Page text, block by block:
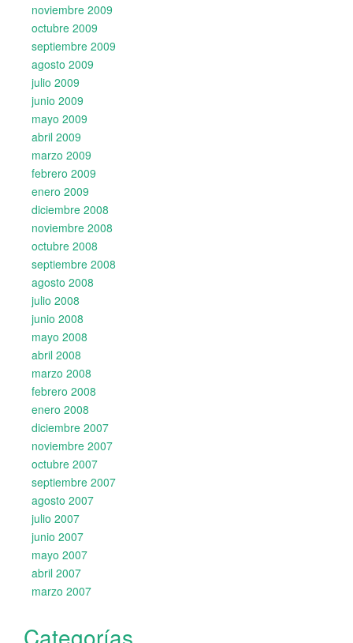
noviembre 2009
octubre 2009
septiembre 2009
agosto 2009
julio 2009
junio 2009
mayo 2009
abril 2009
marzo 2009
febrero 2009
enero 2009
diciembre 2008
noviembre 2008
octubre 2008
septiembre 2008
agosto 2008
julio 2008
junio 2008
mayo 2008
abril 2008
marzo 2008
febrero 2008
enero 2008
diciembre 2007
noviembre 2007
octubre 2007
septiembre 2007
agosto 2007
julio 2007
junio 2007
mayo 2007
abril 2007
marzo 2007
Categorías